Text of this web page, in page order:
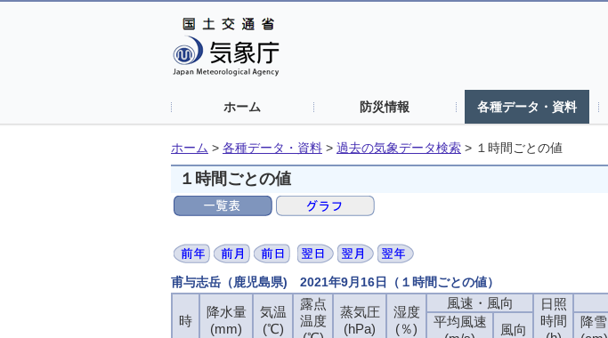
ホーム 防災情報 各種データ・資料
ホーム > 各種データ・資料 > 過去の気象データ検索 > １時間ごとの値
１時間ごとの値
甫与志岳（鹿児島県) 2021年9月16日（１時間ごとの値）
時
降水量
(mm)
気温
(℃)
露点
温度
蒸気圧
(hPa)
湿度
(％)
風速・風向
日照
時間
平均風速
風向
降雪